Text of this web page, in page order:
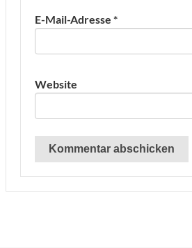
E-Mail-Adresse *
Website